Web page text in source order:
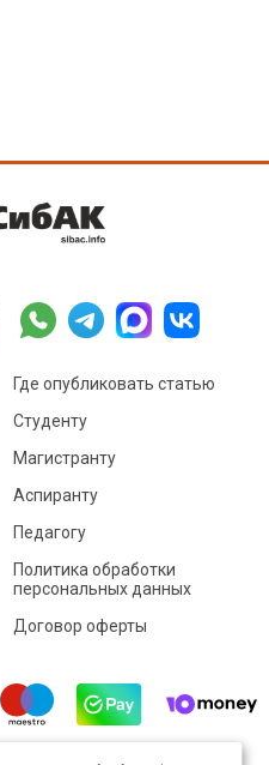
Где опубликовать статью
Студенту
Магистранту
Аспиранту
Педагогу
Политика обработки
персональных данных
Договор оферты